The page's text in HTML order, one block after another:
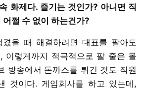
화제다. 즐기는 것인가? 아니면 직
쩔 수 없이 하는건가?
을 때 해결하려면 대표를 팔아도
이렇게까지 적극적으로 팔 줄은 몰
방송에서 돈까스를 튀긴 것도 직원
것이다. 게임회사를 하고 있는데,